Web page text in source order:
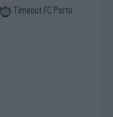
Timeout FC Porto